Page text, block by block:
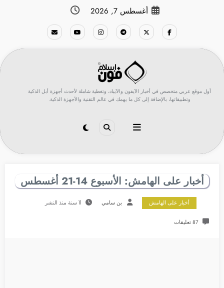
أغسطس 7, 2026
أول موقع عربي متخصص في أخبار الآيفون والآيباد، وتغطية شاملة لأحدث أجهزة أبل الذكية
وتطبيقاتها، بالإضافة إلى كل ما يهمك في عالم التقنية والأجهزة الذكية.
أخبار على الهامش: الأسبوع 14-21 أغسطس
أخبار على الهامش بن سامي 11 سنة منذ النشر
87 تعليقات